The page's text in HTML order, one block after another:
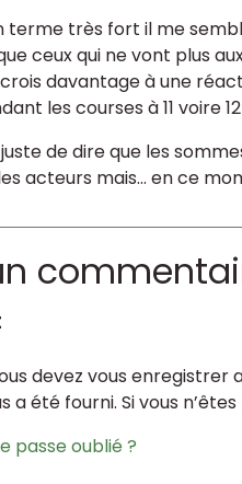
terme très fort il me
ceux qui ne vont plus
davantage à une
les courses à 11 voire
de dire que les
acteurs mais... en ce
devez vous enregistrer
a été fourni. Si vous
passe oublié ?